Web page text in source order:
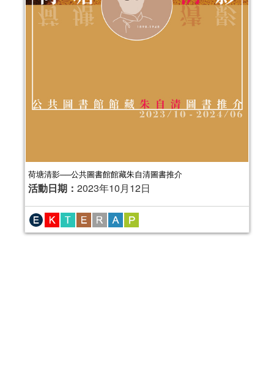
荷塘清影──公共圖書館館藏朱自清圖書推介
活動日期： 2023年10月12日